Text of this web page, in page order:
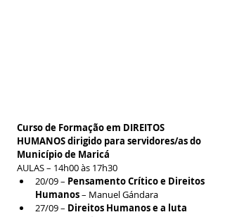
Curso de Formação em DIREITOS
HUMANOS dirigido para servidores/as do
Município de Maricá
AULAS – 14h00 às 17h30
20/09 – Pensamento Crítico e Direitos
Humanos – Manuel Gándara
27/09 – Direitos Humanos e a luta